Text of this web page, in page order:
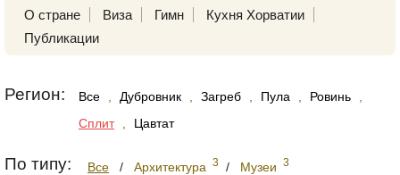
О стране
Виза Гимн
Кухня Хорватии
Публикации
Регион: Все Дубровник Загреб Пула Ровинь
Сплит
Цавтат
По типу: Все / Архитектура 3 / Музеи 3